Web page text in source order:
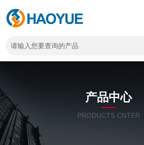
产品中心
PRODUCTS CNTER